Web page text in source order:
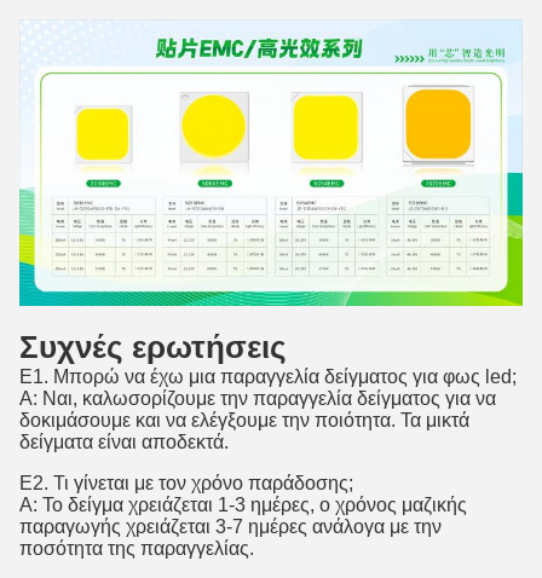
Συχνές ερωτήσεις
Ε1. Μπορώ να έχω μια παραγγελία δείγματος για φως led;
Α: Ναι, καλωσορίζουμε την παραγγελία δείγματος για να
δοκιμάσουμε και να ελέγξουμε την ποιότητα. Τα μικτά
δείγματα είναι αποδεκτά.
Ε2. Τι γίνεται με τον χρόνο παράδοσης;
Α: Το δείγμα χρειάζεται 1-3 ημέρες, ο χρόνος μαζικής
παραγωγής χρειάζεται 3-7 ημέρες ανάλογα με την
ποσότητα της παραγγελίας.